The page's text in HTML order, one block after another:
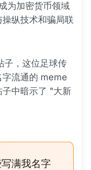
为加密货币领域
纵技术和骗局联
子，这位足球传
字流通的 meme
子中暗示了 "大新
满我名字